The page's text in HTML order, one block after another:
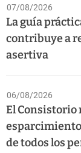
07/08/2026
La guía
contribuye a
asertiva
06/08/2026
El Consistorio
de todos los